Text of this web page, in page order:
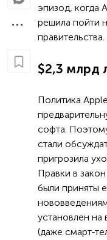
эпизод, когда
решила пойти
правительства.
$2,3 млрд
Политика
софта.
стали
пригрозила
Правки в
были приняты
установлен на
(даже смарт-